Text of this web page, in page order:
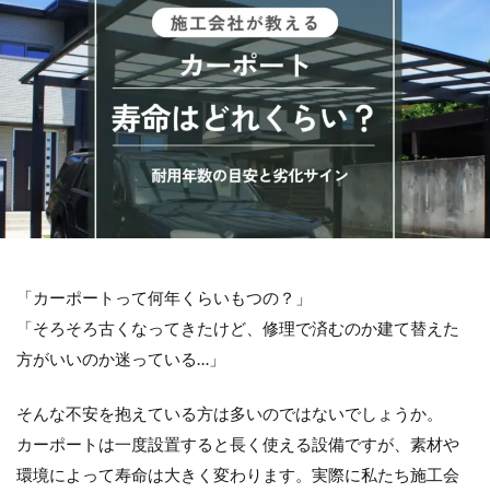
「カーポートって何年くらいもつの？」
「そろそろ古くなってきたけど、修理で済むのか建て替えた
方がいいのか迷っている…」
そんな不安を抱えている方は多いのではないでしょうか。
カーポートは一度設置すると長く使える設備ですが、素材や
環境によって寿命は大きく変わります。実際に私たち施工会
ECOMOC エコモックフェンス
Kターフ
LIXIL アーキフィールド
LIXIL アーキフラン
LIXIL アクシィ1型
LIXIL アクシィ2型
LIXIL アメリカンフェンス
LIXIL アルファベットサイン
LIXIL アルメッシュフェンス
LIXIL ウィンスリーポート
LIXIL ウォールスクリーン
LIXIL エクスポスト
LIXIL エクスポスト プレイン
LIXIL エススライド
LIXIL ガーデンルームGF
LIXIL カーポートSC
LIXIL グレイスランド
LIXIL コートラインⅡ
LIXIL ココマ
LIXIL サイモン
LIXIL サニージュ
LIXIL サニーブリーズフェンス
LIXIL ジーマ